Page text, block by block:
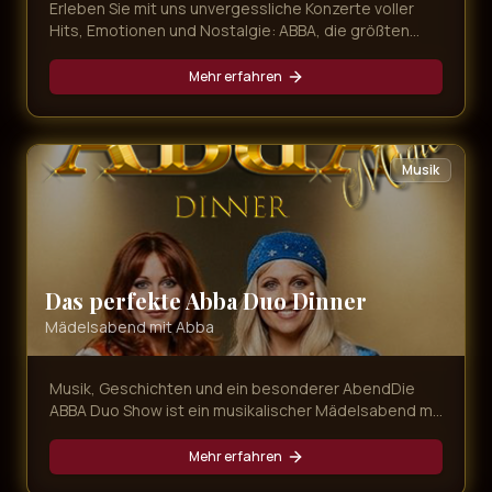
Erleben Sie mit uns unvergessliche Konzerte voller
Hits, Emotionen und Nostalgie: ABBA, die größten
energiegeladen und immer nah am Publikum.
Mehr erfahren
Musik
Das perfekte Abba Duo Dinner
Mädelsabend mit Abba
Musik, Geschichten und ein besonderer AbendDie
ABBA Duo Show ist ein musikalischer Mädelsabend mit
Songs, persönliche Geschichten und gemeinsame
Momente aufeinandertreffen. Magic Concerts
Mehr erfahren